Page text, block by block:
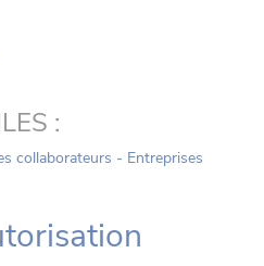
:
collaborateurs - Entreprises